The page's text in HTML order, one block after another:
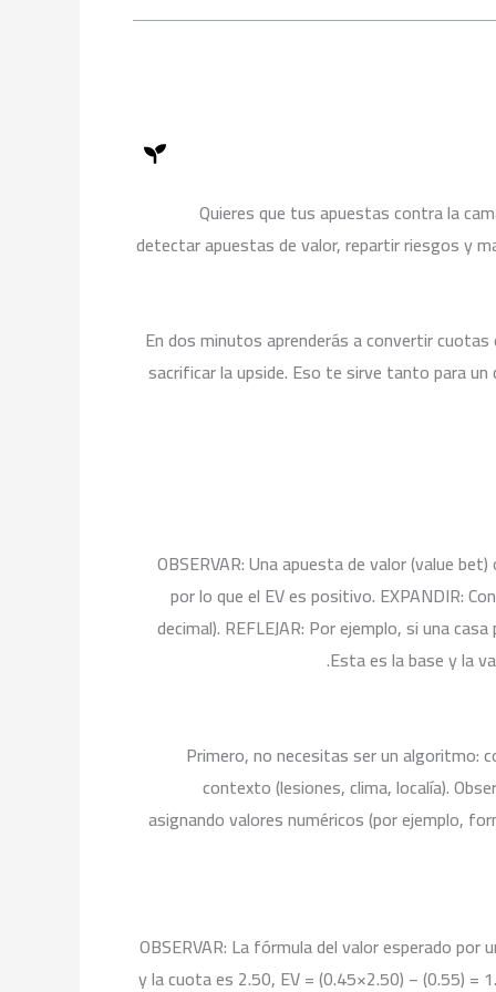
e r o
¿Quieres que tus apuestas contra la
detectar apuestas de valor, repartir riesgos y
En dos minutos aprenderás a convertir cuotas
sacrificar la upside. Eso te sirve tanto para
OBSERVAR: Una apuesta de valor (value
por lo que el EV es positivo. EXPANDIR:
decimal). REFLEJAR: Por ejemplo, si una
Esta es la base y la
Primero, no necesitas ser un
contexto (lesiones, clima, localía).
asignando valores numéricos (por ejemplo,
OBSERVAR: La fórmula del valor esperado
y la cuota es 2.50, EV = (0.45×2.50) − (0.55) =